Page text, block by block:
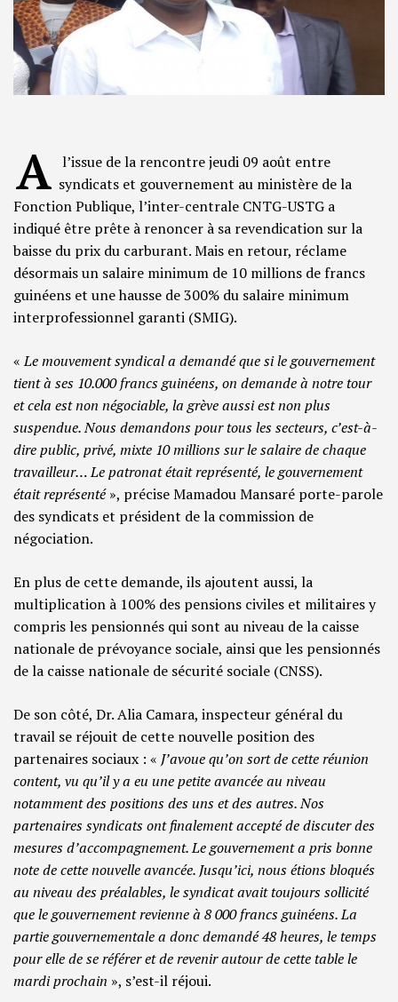
A l’issue de la rencontre jeudi 09 août entre
syndicats et gouvernement au ministère de la
Fonction Publique, l’inter-centrale CNTG-USTG a
indiqué être prête à renoncer à sa revendication sur la
baisse du prix du carburant. Mais en retour, réclame
désormais un salaire minimum de 10 millions de francs
guinéens et une hausse de 300% du salaire minimum
interprofessionnel garanti (SMIG).
«Le mouvement syndical a demandé que si le gouvernement
tient à ses 10.000 francs guinéens, on demande à notre tour
et cela est non négociable, la grève aussi est non plus
suspendue. Nous demandons pour tous les secteurs, c’est-à-
dire public, privé, mixte 10 millions sur le salaire de chaque
travailleur… Le patronat était représenté, le gouvernement
était représenté», précise Mamadou Mansaré porte-parole
des syndicats et président de la commission de
négociation.
En plus de cette demande, ils ajoutent aussi, la
multiplication à 100% des pensions civiles et militaires y
compris les pensionnés qui sont au niveau de la caisse
nationale de prévoyance sociale, ainsi que les pensionnés
de la caisse nationale de sécurité sociale (CNSS).
De son côté, Dr. Alia Camara, inspecteur général du
travail se réjouit de cette nouvelle position des
partenaires sociaux : « J’avoue qu’on sort de cette réunion
content, vu qu’il y a eu une petite avancée au niveau
notamment des positions des uns et des autres. Nos
partenaires syndicats ont finalement accepté de discuter des
mesures d’accompagnement. Le gouvernement a pris bonne
note de cette nouvelle avancée. Jusqu’ici, nous étions bloqués
au niveau des préalables, le syndicat avait toujours sollicité
que le gouvernement revienne à 8 000 francs guinéens. La
partie gouvernementale a donc demandé 48 heures, le temps
pour elle de se référer et de revenir autour de cette table le
mardi prochain », s’est-il réjoui.